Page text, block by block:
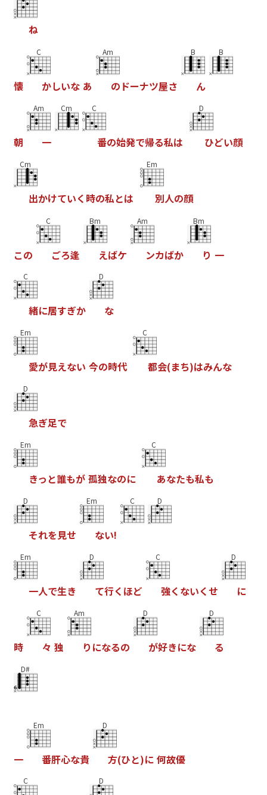
ね
懐
C
かしいな あ
Am
の ドーナツ屋さ
B
ん
B
朝
Am
一
Cm C
番の始発で帰る私は
D
ひどい顔
Cm
出かけていく 時の私とは
Em
別人の顔
この
C
ごろ逢
Bm
えばケ
Am
ンカばか
Bm
り 一
C
緒に居すぎか
D
な
Em
愛が見えない 今の時代
C
都会(まち)はみんな
D
急ぎ足で
Em
きっ と誰もが 孤独なのに
C
あなたも私も
D
それを見せ
Em
ない!
C D
Em
一人で生き
D
て行く ほど
C
強く ないくせ
D
に
時
C
々 独
Am
り になるの
D
が好きにな
D
る
D#
一
Em
番肝心な貴
D
方(ひと)に 何故優
C D